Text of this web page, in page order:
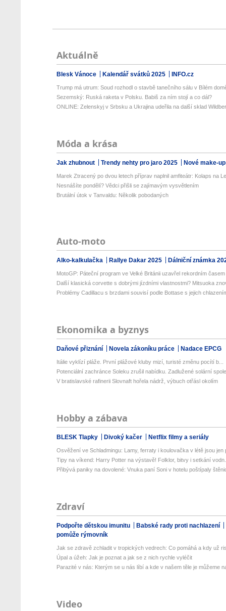
Aktuálně
Blesk Vánoce Kalendář svátků 2025 INFO.cz
Trump má utrum: Soud rozhodl o stavbě tanečního sálu v Bílém
Sezemský: Ruská raketa v Polsku. Babiš za ním stojí a co dál?
ONLINE: Zelenskyj v Srbsku a Ukrajina udeřila na další sklad
Móda a krása
Jak zhubnout Trendy nehty pro jaro 2025 Nové make-
Marek Ztracený po dvou letech příprav naplnil amfiteátr: Kolaps na
Nesnášíte pondělí? Vědci přišli se zajímavým vysvětlením
Brutální útok v Tanvaldu: Několik pobodaných
Auto-moto
Alko-kalkulačka Rallye Dakar 2025 Dálniční známka
MotoGP: Páteční program ve Velké Británii uzavřel rekordním
Další klasická corvette s dobrými jízdními vlastnostmi? Mitsuoka
Problémy Cadillacu s brzdami souvisí podle Bottase s jejich
Ekonomika a byznys
Daňové přiznání Novela zákoníku práce Nadace EPCG
Itálie vyklízí pláže. První plážové kluby mizí, turisté změnu pocítí b...
Potenciální zachránce Soleku zrušil nabídku. Zadlužené solární
V bratislavské rafinerii Slovnaft hořela nádrž, výbuch otřásl okolím
Hobby a zábava
BLESK Tlapky Divoký kačer Netflix filmy a seriály
Osvěžení ve Schladmingu: Lamy, ferraty i koulovačka v létě jsou jen
Tipy na víkend: Harry Potter na výstavě! Folklor, bitvy i setkání
Přibývá paniky na dovolené: Vnuka paní Soni v hotelu poštípaly
Zdraví
Podpořte dětskou imunitu
Babské rady proti nachlazení
pomůže rýmovník
Jak se zdravě zchladit v tropických vedrech: Co pomáhá a kdy už
Úpal a úžeh: Jak je poznat a jak se z nich rychle vyléčit
Parazité v nás: Kterým se u nás líbí a kde v našem těle je můžeme
Video